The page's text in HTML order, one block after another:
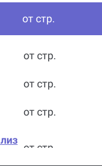
от стр.
от стр.
от стр.
от стр.
от стр.